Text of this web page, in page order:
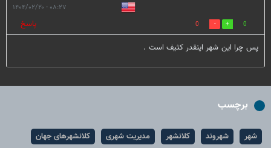
۰۸:۲۷ - ۱۴۰۴/۰۲/۲۰
0
0
پاسخ
پس چرا این شهر اینقدر کثیف است .
برچسب
شهر شهروند کلانشهر مدیریت شهری
کلانشهرهای جهان